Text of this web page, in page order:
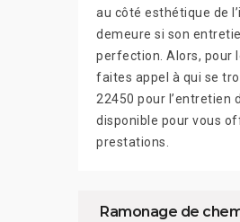
au côté esthétique de
demeure si son
perfection. Alors, pour
faites appel à qui se
22450 pour l’entretien
disponible pour vous
prestations.
Ramonage de